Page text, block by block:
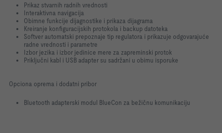
Prikaz stvarnih radnih vrednosti
Interaktivna navigacija
Obimne funkcije dijagnostike i prikaza dijagrama
Kreiranje konfiguracijskih protokola i backup datoteka
Softver automatski prepoznaje tip regulatora i prikazuje odgovarajuće
radne vrednosti i parametre
Izbor jezika i izbor jedinice mere za zapreminski protok
Priključni kabl i USB adapter su sadržani u obimu isporuke
Opciona oprema i dodatni pribor
Bluetooth adapterski modul BlueCon za bežičnu komunikaciju